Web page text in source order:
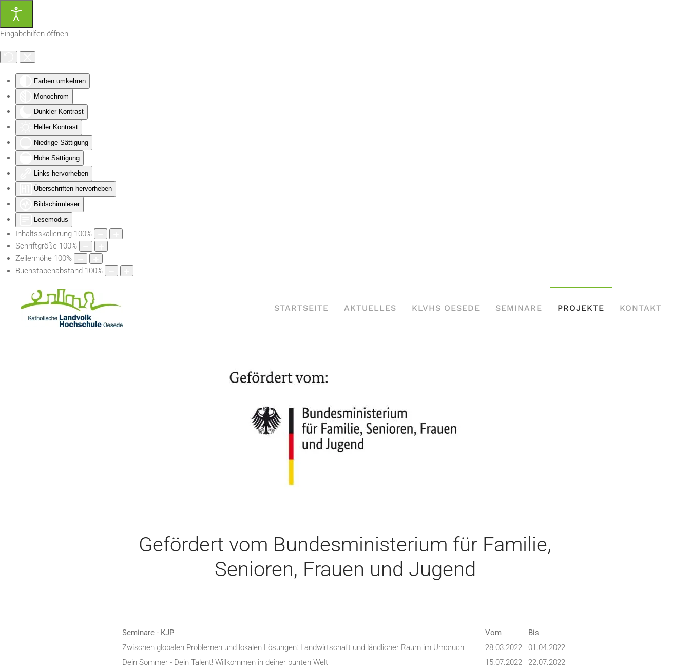
Eingabehilfen öffnen
Farben umkehren
Monochrom
Dunkler Kontrast
Heller Kontrast
Niedrige Sättigung
Hohe Sättigung
Links hervorheben
Überschriften hervorheben
Bildschirmleser
Lesemodus
Inhaltsskalierung 100%
Schriftgröße 100%
Zeilenhöhe 100%
Buchstabenabstand 100%
Zum Hauptinhalt springen
STARTSEITE AKTUELLES KLVHS OESEDE SEMINARE PROJEKTE KONTAKT
Gefördert vom Bundesministerium für Familie,
Senioren, Frauen und Jugend
Seminare - KJP Vom
Bis
Zwischen globalen Problemen und lokalen Lösungen: Landwirtschaft und ländlicher Raum im Umbruch
28.03.2022
01.04.2022
Dein Sommer - Dein Talent! Willkommen in deiner bunten Welt
15.07.2022
22.07.2022